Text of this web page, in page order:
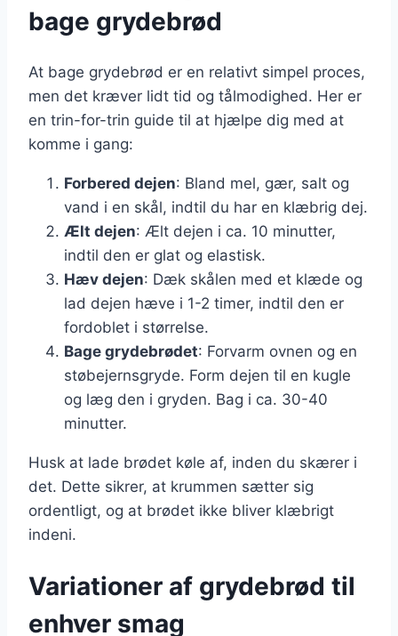
bage grydebrød
At bage grydebrød er en relativt simpel proces,
men det kræver lidt tid og tålmodighed. Her er
en trin-for-trin guide til at hjælpe dig med at
komme i gang:
Forbered dejen: Bland mel, gær, salt og
vand i en skål, indtil du har en klæbrig dej.
Ælt dejen: Ælt dejen i ca. 10 minutter,
indtil den er glat og elastisk.
Hæv dejen: Dæk skålen med et klæde og
lad dejen hæve i 1-2 timer, indtil den er
fordoblet i størrelse.
Bage grydebrødet: Forvarm ovnen og en
støbejernsgryde. Form dejen til en kugle
og læg den i gryden. Bag i ca. 30-40
minutter.
Husk at lade brødet køle af, inden du skærer i
det. Dette sikrer, at krummen sætter sig
ordentligt, og at brødet ikke bliver klæbrigt
indeni.
Variationer af grydebrød til
enhver smag